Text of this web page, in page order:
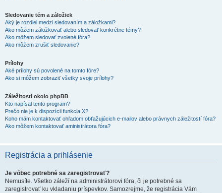
Sledovanie tém a záložiek
Aký je rozdiel medzi sledovaním a záložkami?
Ako môžem záložkovať alebo sledovať konkrétne témy?
Ako môžem sledovať zvolené fóra?
Ako môžem zrušiť sledovanie?
Prílohy
Aké prílohy sú povolené na tomto fóre?
Ako si môžem zobraziť všetky svoje prílohy?
Záležitosti okolo phpBB
Kto napísal tento program?
Prečo nie je k dispozícii funkcia X?
Koho mám kontaktovať ohľadom obťažujúcich e-mailov alebo právnych záležitostí fóra?
Ako môžem kontaktovať aministrátora fóra?
Registrácia a prihlásenie
Je vôbec potrebné sa zaregistrovať?
Nemusíte. Všetko záleží na administrátorovi fóra, či je potrebné sa
zaregistrovať ku vkladaniu príspevkov. Samozrejme, že registrácia Vám